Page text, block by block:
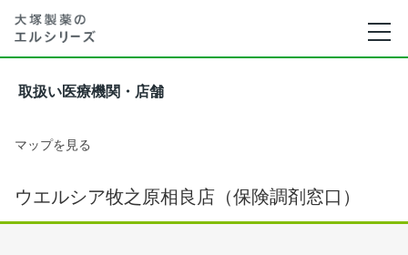
取扱い医療機関・店舗
マップを見る
ウエルシア牧之原相良店（保険調剤窓口）